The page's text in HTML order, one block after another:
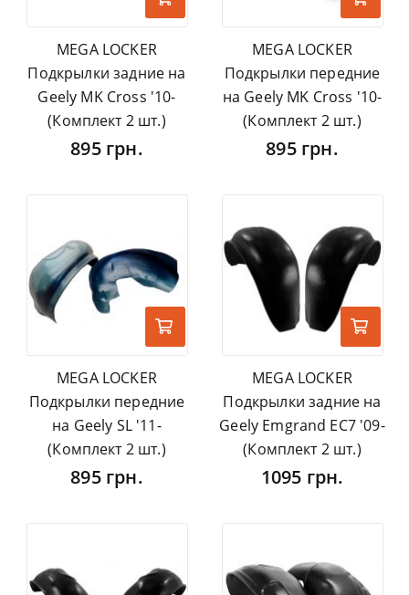
MEGA LOCKER
Подкрылки задние на
Geely MK Cross '10-
(Комплект 2 шт.)
895 грн.
MEGA LOCKER
Подкрылки передние
на Geely MK Cross '10-
(Комплект 2 шт.)
895 грн.
MEGA LOCKER
Подкрылки передние
на Geely SL '11-
(Комплект 2 шт.)
895 грн.
MEGA LOCKER
Подкрылки задние на
Geely Emgrand EC7 '09-
(Комплект 2 шт.)
1095 грн.